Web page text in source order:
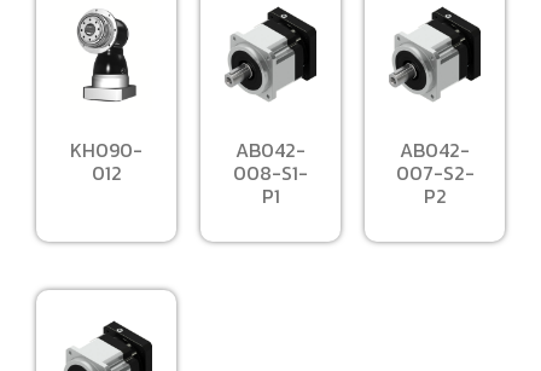
KH090-
012
AB042-
008-S1-
P1
AB042-
007-S2-
P2